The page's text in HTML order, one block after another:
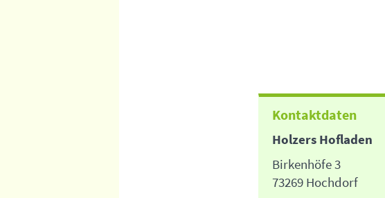
Kontaktdaten
Holzers Hofladen
Birkenhöfe 3
73269 Hochdorf